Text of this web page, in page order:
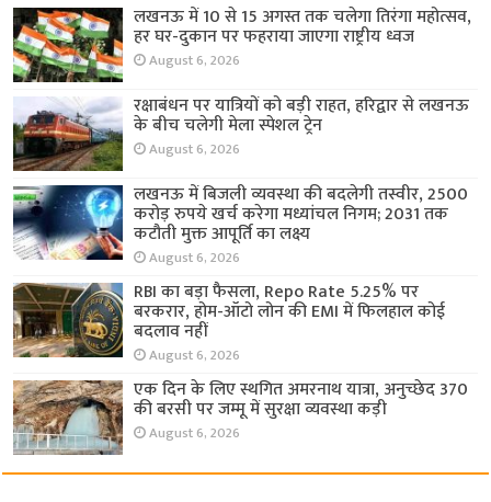
लखनऊ में 10 से 15 अगस्त तक चलेगा तिरंगा महोत्सव,
हर घर-दुकान पर फहराया जाएगा राष्ट्रीय ध्वज
August 6, 2026
रक्षाबंधन पर यात्रियों को बड़ी राहत, हरिद्वार से लखनऊ
के बीच चलेगी मेला स्पेशल ट्रेन
August 6, 2026
लखनऊ में बिजली व्यवस्था की बदलेगी तस्वीर, 2500
करोड़ रुपये खर्च करेगा मध्यांचल निगम; 2031 तक
कटौती मुक्त आपूर्ति का लक्ष्य
August 6, 2026
RBI का बड़ा फैसला, Repo Rate 5.25% पर
बरकरार, होम-ऑटो लोन की EMI में फिलहाल कोई
बदलाव नहीं
August 6, 2026
एक दिन के लिए स्थगित अमरनाथ यात्रा, अनुच्छेद 370
की बरसी पर जम्मू में सुरक्षा व्यवस्था कड़ी
August 6, 2026